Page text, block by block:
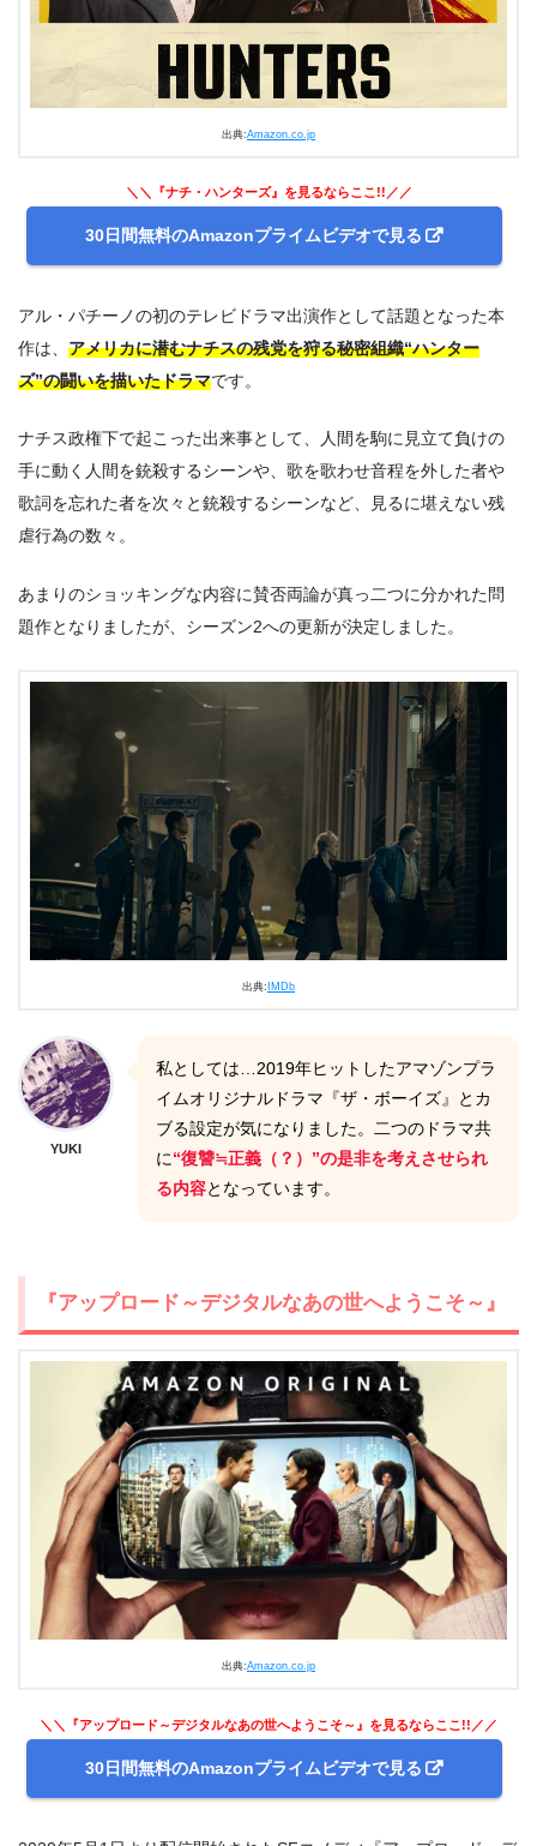
1.18『トゥー・オールド・トゥー・ダイ・ヤング』
『ティック～運命のスーパーヒーロー～』
『ジャン=クロード・ヴァン・ジョンソン』
1.21『ファミリー・マン』
出典:Amazon.co.jp
＼＼『ナチ・ハンターズ』を見るならここ!!／／
30日間無料のAmazonプライムビデオで見る
アル・パチーノの初のテレビドラマ出演作として話題となった本
作は、 アメリカに潜むナチスの残党を狩る秘密組織“ハンター
ズ”の闘いを描いたドラマです。
ナチス政権下で起こった出来事として、人間を駒に見立て負けの
手に動く人間を銃殺するシーンや、歌を歌わせ音程を外した者や
歌詞を忘れた者を次々と銃殺するシーンなど、見るに堪えない残
虐行為の数々。
あまりのショッキングな内容に賛否両論が真っ二つに分かれた問
題作となりましたが、シーズン2への更新が決定しました。
出典: IMDb
YUKI
私としては…2019年ヒットしたアマゾンプラ
イムオリジナルドラマ『ザ・ボーイズ』とカ
ブる設定が気になりました。二つのドラマ共
に“復讐≒正義（？）”の是非を考えさせられ
る内容となっています。
『アップロード～デジタルなあの世へようこそ～』
出典:Amazon.co.jp
＼＼『アップロード～デジタルなあの世へようこそ～』を見るならここ!!／／
30日間無料のAmazonプライムビデオで見る